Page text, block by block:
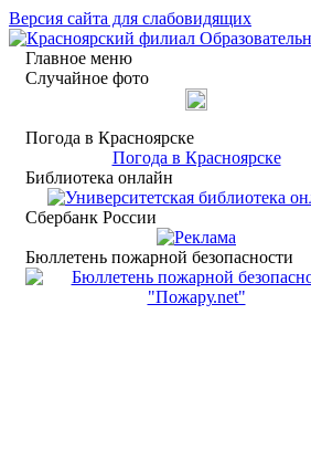
Версия сайта для слабовидящих
Главное меню
Случайное фото
Погода в Красноярске
Погода в Красноярске
Библиотека онлайн
Сбербанк России
Бюллетень пожарной безопасности